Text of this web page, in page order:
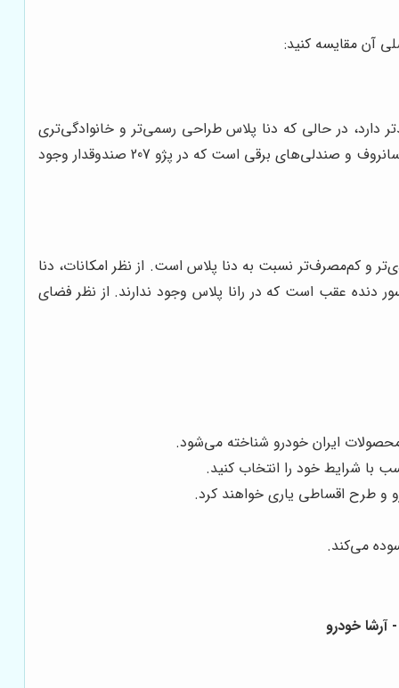
آن مقایسه کنید:
پژو 207 صندوقدار ظاهری اسپرت‌تر و جوان‌پسندتر دارد، در حالی که دنا پلاس طراحی رسمی‌تر و خانوادگی‌تری
دارد. از نظر امکانات، دنا پلاس در برخی موارد از پژو 207 صندوقدار پیشی می‌گیرد. به عنوان مثال، دنا پلاس دارای سیستم کروز کنترل، سانروف و صندلی‌های برقی است که در پژو 207 صندوقدار وجود
و کم‌مصرف‌تر نسبت به دنا پلاس است. از نظر امکانات، دنا
دنده عقب است که در رانا پلاس وجود ندارند. از نظر فضای
ایران خودرو شناخته می‌شود.
با شرایط خود را انتخاب کنید.
و طرح اقساطی یاری خواهند کرد.
می‌کند.